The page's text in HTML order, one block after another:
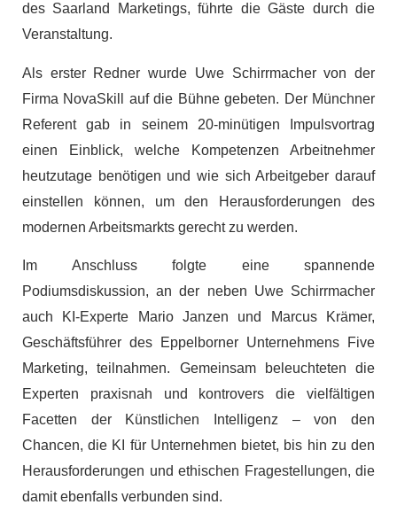
des Saarland Marketings, führte die Gäste durch die
Veranstaltung.
Als erster Redner wurde Uwe Schirrmacher von der
Firma NovaSkill auf die Bühne gebeten. Der Münchner
Referent gab in seinem 20-minütigen Impulsvortrag
einen Einblick, welche Kompetenzen Arbeitnehmer
heutzutage benötigen und wie sich Arbeitgeber darauf
einstellen können, um den Herausforderungen des
modernen Arbeitsmarkts gerecht zu werden.
Im Anschluss folgte eine spannende
Podiumsdiskussion, an der neben Uwe Schirrmacher
auch KI-Experte Mario Janzen und Marcus Krämer,
Geschäftsführer des Eppelborner Unternehmens Five
Marketing, teilnahmen. Gemeinsam beleuchteten die
Experten praxisnah und kontrovers die vielfältigen
Facetten der Künstlichen Intelligenz – von den
Chancen, die KI für Unternehmen bietet, bis hin zu den
Herausforderungen und ethischen Fragestellungen, die
damit ebenfalls verbunden sind.